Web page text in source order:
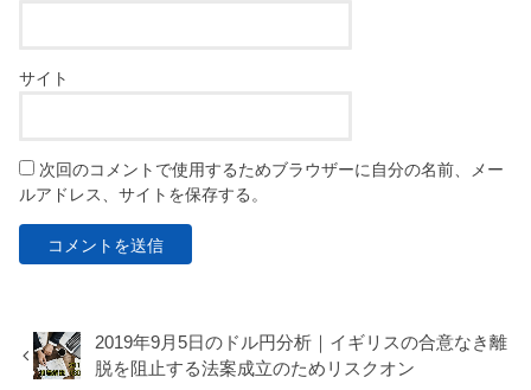
サイト
次回のコメントで使用するためブラウザーに自分の名前、メー
ルアドレス、サイトを保存する。
2019年9月5日のドル円分析｜イギリスの合意なき離
脱を阻止する法案成立のためリスクオン